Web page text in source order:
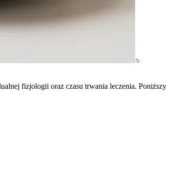
fizjologii oraz czasu trwania leczenia. Poniższy